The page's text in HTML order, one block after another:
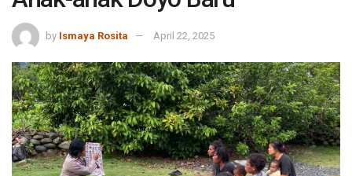
by Ismaya Rosita April 22, 2025